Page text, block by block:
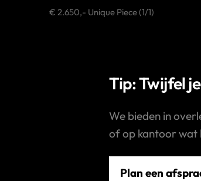
€ 2.650,- Unique Piece (1/1)
Tip: Twijfel
We bieden in
of op kantoor wat
Plan een